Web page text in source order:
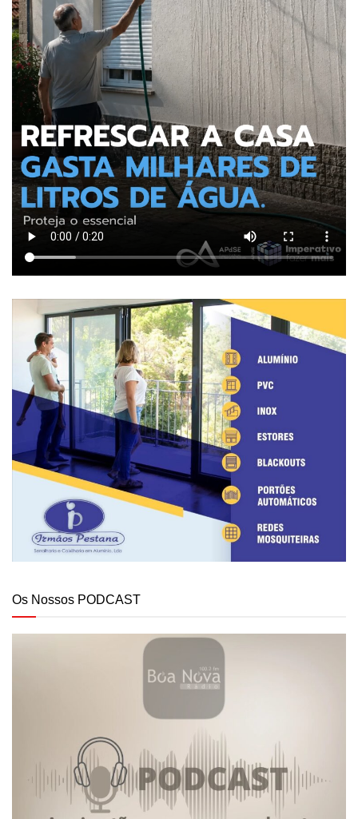
Os Nossos PODCAST